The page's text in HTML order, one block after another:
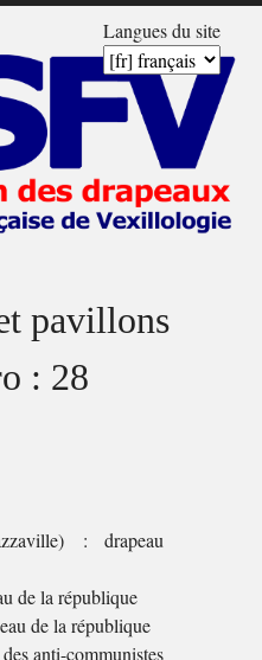
Langues du site
pavillons
: 28
: drapeau
de la république
de la république
anti-communistes